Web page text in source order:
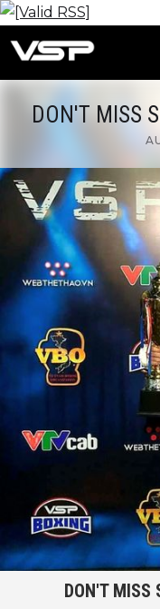
DON'T MISS
DON'T MISS